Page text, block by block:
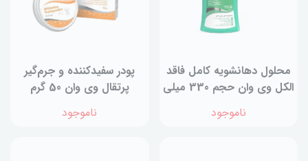
محلول دهانشویه کامل فاقد
الکل وی وان حجم 330 میلی
ناموجود
پودر سفیدکننده و جرم‌گیر
پرتقال وی وان 50 گرم
ناموجود